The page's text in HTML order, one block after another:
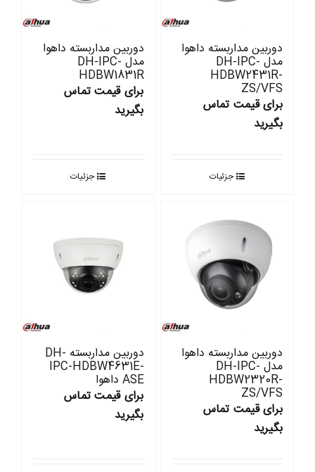
دوربین مداربسته داهوا
مدل DH-IPC-
HDBW2431R-
ZS/VFS
برای قیمت تماس
بگیرید
جزئیات
دوربین مداربسته داهوا
مدل DH-IPC-
HDBW1831R
برای قیمت تماس
بگیرید
جزئیات
دوربین مداربسته داهوا
مدل DH-IPC-
HDBW2320R-
ZS/VFS
برای قیمت تماس
بگیرید
دوربین مداربسته DH-
IPC-HDBW4631E-
ASE داهوا
برای قیمت تماس
بگیرید